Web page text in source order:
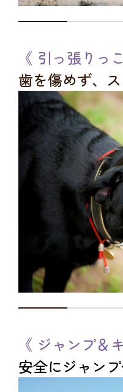
《 引っ張りっ
歯を傷めず、
《 ジャンプ＆
安全にジャン